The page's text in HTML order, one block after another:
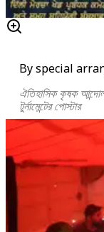
By special
ঐতিহাসিক কৃষক
টুর্নামেন্টের পোস্টার